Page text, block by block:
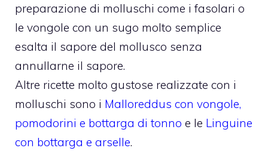
preparazione di molluschi come i fasolari o
le vongole con un sugo molto semplice
esalta il sapore del mollusco senza
annullarne il sapore.
Altre ricette molto gustose realizzate con i
molluschi sono i Malloreddus con vongole,
pomodorini e bottarga di tonno e le Linguine
con bottarga e arselle.